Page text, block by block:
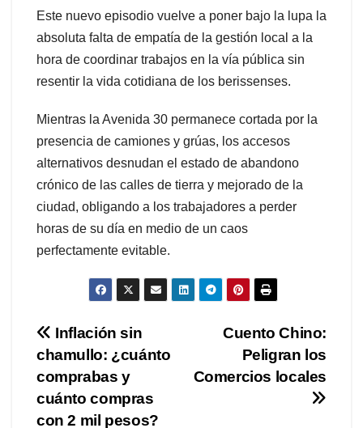
Este nuevo episodio vuelve a poner bajo la lupa la
absoluta falta de empatía de la gestión local a la
hora de coordinar trabajos en la vía pública sin
resentir la vida cotidiana de los berissenses.
Mientras la Avenida 30 permanece cortada por la
presencia de camiones y grúas, los accesos
alternativos desnudan el estado de abandono
crónico de las calles de tierra y mejorado de la
ciudad, obligando a los trabajadores a perder
horas de su día en medio de un caos
perfectamente evitable.
Navegación
de
entradas
Cuento Chino:
Peligran los
Comercios locales
Inflación sin
chamullo: ¿cuánto
comprabas y
cuánto compras
con 2 mil pesos?